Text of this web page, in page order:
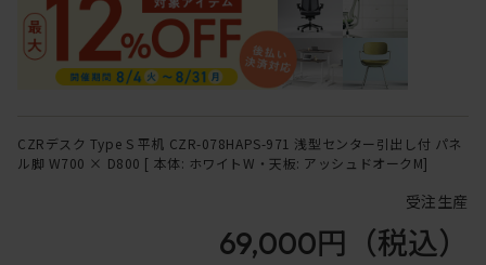
CZRデスク Type S 平机 CZR-078HAPS-971 浅型センター引出し付 パネ
ル脚 W700 × D800 [ 本体: ホワイトW・天板: アッシュドオークM]
受注生産
69,000円 （税込）